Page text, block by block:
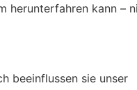
herunterfahren kann –
beeinflussen sie unser